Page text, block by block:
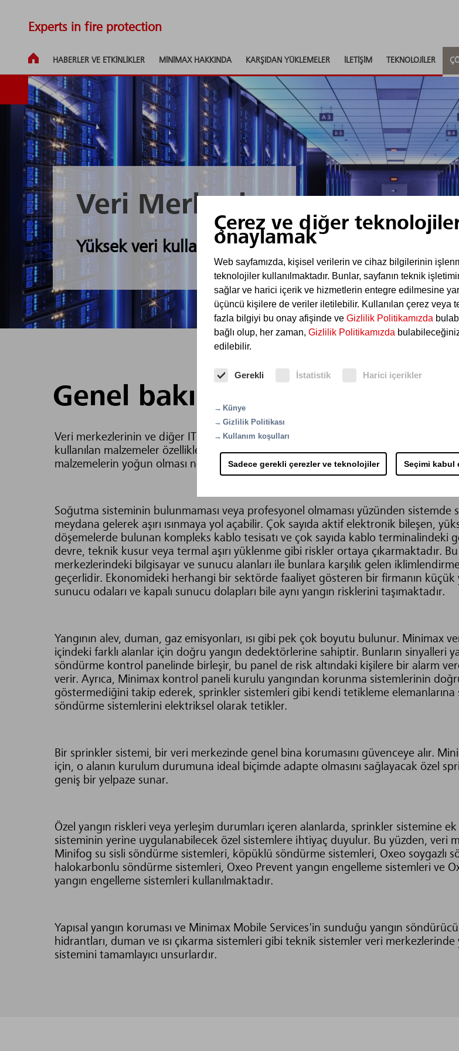
Çerez ve diğer
onaylamak
Web sayfamızda, kişisel verilerin ve cihaz bilgilerinin
teknolojiler kullanılmaktadır. Bunlar, sayfanın teknik
sağlar ve harici içerik ve hizmetlerin entegre edilmesine
üçüncü kişilere de veriler iletilebilir. Kullanılan çerez veya
fazla bilgiyi bu onay afişinde ve Gizlilik Politikamızda
bağlı olup, her zaman, Gizlilik Politikamızda
edilebilir.
Gerekli İstatistik Harici içerikler
Künye
Gizlilik Politikası
Kullanım koşulları
Sadece gerekli çerezler ve teknolojiler Seçimi kabul
Experts in fire protection
HABERLER VE ETKINLIKLER MINIMAX HAKKINDA KARŞIDAN YÜKLEMELER İLETIŞIM TEKNOLOJILER
Veri Merkezi
Yüksek veri kullanılabilirliği
Genel bakış
Veri merkezlerinin ve diğer IT alanlarının oldukça karmaşık teknik ekipmanları ve
kullanılan malzemeler özellikle yüksek yangın riski taşımaktadır. Kullanılan
malzemelerin yoğun olması nedeniyle, veri merkezlerinde yüksek yangın riski
Soğutma sisteminin bulunmaması veya profesyonel olmaması yüzünden sistemde
meydana gelerek aşırı ısınmaya yol açabilir. Çok sayıda aktif elektronik bileşen,
döşemelerde bulunan kompleks kablo tesisatı ve çok sayıda kablo terminalindeki
devre, teknik kusur veya termal aşırı yüklenme gibi riskler ortaya çıkarmaktadır.
merkezlerindeki bilgisayar ve sunucu alanları ile bunlara karşılık gelen
geçerlidir. Ekonomideki herhangi bir sektörde faaliyet gösteren bir firmanın küçük
sunucu odaları ve kapalı sunucu dolapları bile aynı yangın risklerini taşımaktadır.
Yangının alev, duman, gaz emisyonları, ısı gibi pek çok boyutu bulunur. Minimax
içindeki farklı alanlar için doğru yangın dedektörlerine sahiptir. Bunların sinyalleri
söndürme kontrol panelinde birleşir, bu panel de risk altındaki kişilere bir alarm
verir. Ayrıca, Minimax kontrol paneli kurulu yangından korunma sistemlerinin
göstermediğini takip ederek, sprinkler sistemleri gibi kendi tetikleme elemanlarına
söndürme sistemlerini elektriksel olarak tetikler.
Bir sprinkler sistemi, bir veri merkezinde genel bina korumasını güvenceye alır.
için, o alanın kurulum durumuna ideal biçimde adapte olmasını sağlayacak özel
geniş bir yelpaze sunar.
Özel yangın riskleri veya yerleşim durumları içeren alanlarda, sprinkler sistemine
sisteminin yerine uygulanabilecek özel sistemlere ihtiyaç duyulur. Bu yüzden, veri
Minifog su sisli söndürme sistemleri, köpüklü söndürme sistemleri, Oxeo soygazlı
halokarbonlu söndürme sistemleri, Oxeo Prevent yangın engelleme sistemleri ve
yangın engelleme sistemleri kullanılmaktadır.
Yapısal yangın koruması ve Minimax Mobile Services'in sunduğu yangın
hidrantları, duman ve ısı çıkarma sistemleri gibi teknik sistemler veri merkezlerinde
sistemini tamamlayıcı unsurlardır.